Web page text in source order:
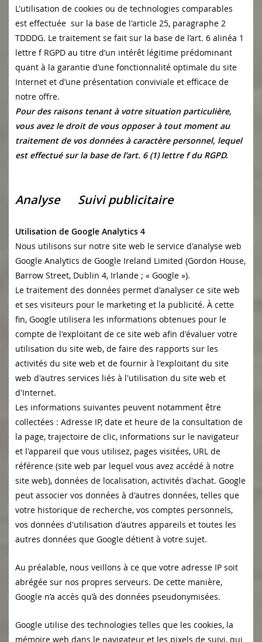
L'utilisation de cookies ou de technologies comparables
est effectuée sur la base de l'article 25, paragraphe 2
TDDDG. Le traitement se fait sur la base de l’art. 6 alinéa 1
lettre f RGPD au titre d’un intérêt légitime prédominant
quant à la garantie d’une fonctionnalité optimale du site
Internet et d’une présentation conviviale et efficace de
notre offre.
Pour des raisons tenant à votre situation particulière,
vous avez le droit de vous opposer à tout moment au
traitement de vos données à caractère personnel, lequel
est effectué sur la base de l’art. 6 (1) lettre f du RGPD.
Analyse Suivi publicitaire
Utilisation de Google Analytics 4
Nous utilisons sur notre site web le service d'analyse web
Google Analytics de Google Ireland Limited (Gordon House,
Barrow Street, Dublin 4, Irlande ; « Google »).
Le traitement des données permet d'analyser ce site web
et ses visiteurs pour le marketing et la publicité. À cette
fin, Google utilisera les informations obtenues pour le
compte de l'exploitant de ce site web afin d'évaluer votre
utilisation du site web, de faire des rapports sur les
activités du site web et de fournir à l'exploitant du site
web d'autres services liés à l'utilisation du site web et
d'Internet.
Les informations suivantes peuvent notamment être
collectées : Adresse IP, date et heure de la consultation de
la page, trajectoire de clic, informations sur le navigateur
et l'appareil que vous utilisez, pages visitées, URL de
référence (site web par lequel vous avez accédé à notre
site web), données de localisation, activités d'achat. Google
peut associer vos données à d'autres données, telles que
votre historique de recherche, vos comptes personnels,
vos données d'utilisation d'autres appareils et toutes les
autres données que Google détient à votre sujet.
Au préalable, nous veillons à ce que votre adresse IP soit
abrégée sur nos propres serveurs. De cette manière,
Google n’a accès qu’à des données pseudonymisées.
Google utilise des technologies telles que les cookies, la
mémoire web dans le navigateur et les pixels de suivi, qui